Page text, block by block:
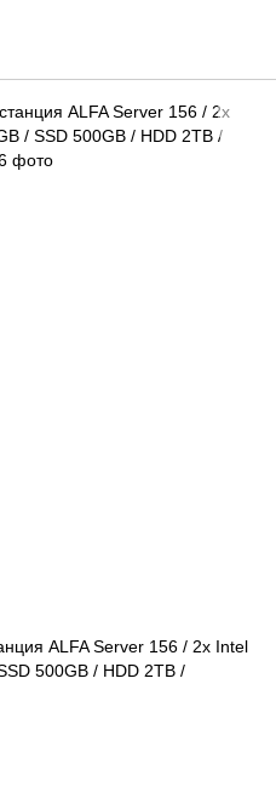
ALFA Server 156 / 2x Intel
500GB / HDD 2TB /